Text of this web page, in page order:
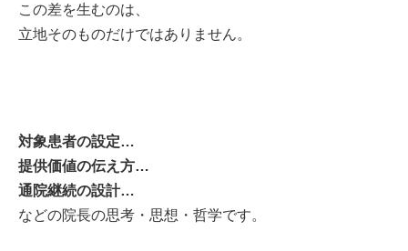
この差を生むのは、
立地そのものだけではありません。
対象患者の設定…
提供価値の伝え方…
通院継続の設計…
などの院長の思考・思想・哲学です。